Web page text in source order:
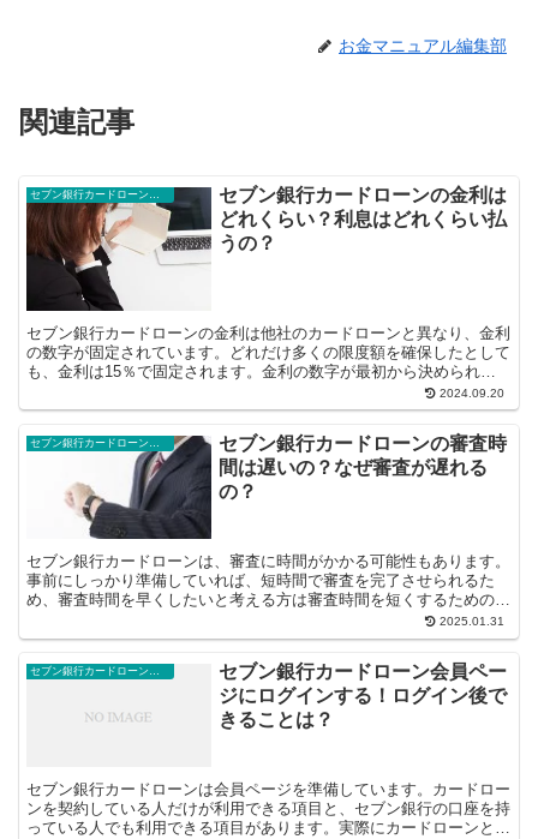
お金マニュアル編集部
関連記事
セブン銀行カードローン豆知識
セブン銀行カードローンの金利は
どれくらい？利息はどれくらい払
うの？
セブン銀行カードローンの金利は他社のカードローンと異なり、金利
の数字が固定されています。どれだけ多くの限度額を確保したとして
も、金利は15％で固定されます。金利の数字が最初から決められて
2024.09.20
セブン銀行カードローンの審査時
間は遅いの？なぜ審査が遅れる
の？
セブン銀行カードローンは、審査に時間がかかる可能性もあります。
事前にしっかり準備していれば、短時間で審査を完了させられるた
め、審査時間を早くしたいと考える方は審査時間を短くするための準
2025.01.31
セブン銀行カードローン豆知識
セブン銀行カードローン会員ペー
ジにログインする！ログイン後で
きることは？
セブン銀行カードローンは会員ページを準備しています。カードロー
ンを契約している人だけが利用できる項目と、セブン銀行の口座を持
っている人でも利用できる項目があります。実際にカードローンと契